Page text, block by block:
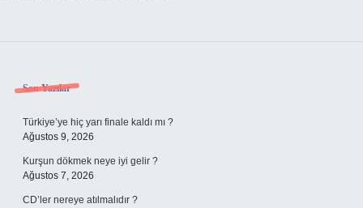
Sidebar
Son Yazılar
Türkiye’ye hiç yarı finale kaldı mı ?
Ağustos 9, 2026
Kurşun dökmek neye iyi gelir ?
Ağustos 7, 2026
CD’ler nereye atılmalıdır ?